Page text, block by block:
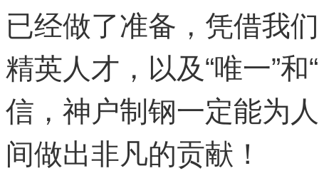
已经做了准备，凭借我
精英人才，以及“唯一”
信，神户制钢一定能为
间做出非凡的贡献！